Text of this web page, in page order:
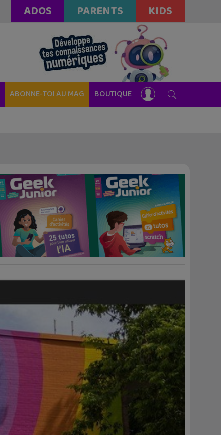
ADOS PARENTS KIDS
ABONNE-TOI AU MAG BOUTIQUE